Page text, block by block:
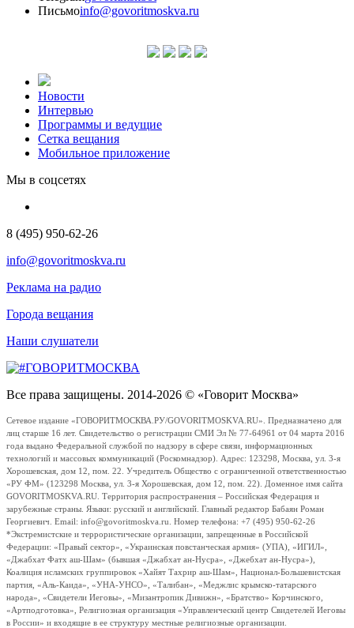
Письмоinfo@govoritmoskva.ru
Новости
Интервью
Программы и ведущие
Сетка вещания
Мобильное приложение
Мы в соцсетях
8 (495) 950-62-26
info@govoritmoskva.ru
Реклама на радио
Города вещания
Наши слушатели
Все права защищены. 2014-2026 © «Говорит Москва»
Сетевое издание «ГОВОРИТМОСКВА.РУ/GOVORITMOSKVA.RU». Предназначено для
лиц старше 16 лет. Свидетельство о регистрации СМИ Эл № 77-64961 от 04 марта 2016
года выдано Федеральной службой по надзору в сфере связи, информационных
технологий и массовых коммуникаций (Роскомнадзор). Адрес: 123298, Москва, ул. 3-я
Хорошевская, дом 12, пом. 22. Учредитель Общество с ограниченной ответственностью
«РУ ФМ» (123298 Москва, ул. 3-я Хорошевская, дом 12, пом. 22). Доменное имя сайта
GOVORITMOSKVA.RU. Территория распространения – Российская Федерация и
зарубежные страны. Языки: русский и английский. Главный редактор Бабаян Роман
Георгиевич. Email: info@govoritmoskva.ru. Номер телефона: +7 (495) 950-62-26
*Экстремистские и террористические организации, запрещенные в Российской
Федерации: «Правый сектор», «Украинская повстанческая армия» (УПА), «ИГИЛ»,
«Джабхат Фатх аш-Шам» (бывшая «Джабхат ан-Нусра», «Джебхат ан-Нусра»),
Коалиция исламских группировок «Хайят Тахрир аш-Шам», Национал-Большевистская
партия, «Аль-Каида», «УНА-УНСО», «Талибан», «Меджлис крымско-татарского
народа», «Свидетели Иеговы», «Мизантропик Дивижн», «Братство» Корчинского,
«Артподготовка», Религиозная организация «Управленческий центр Свидетелей Иеговы
в России» и входящие в ее структуру местные религиозные организации.